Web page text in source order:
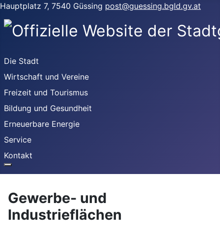
Hauptplatz 7, 7540 Güssing post@guessing.bgld.gv.at
Die Stadt
Wirtschaft und Vereine
Freizeit und Tourismus
Bildung und Gesundheit
Erneuerbare Energie
Service
Kontakt
Gewerbe- und
Industrieflächen